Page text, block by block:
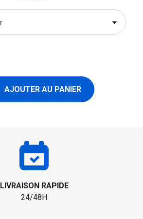
AJOUTER AU PANIER
LIVRAISON RAPIDE
24/48H